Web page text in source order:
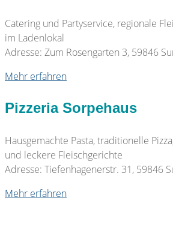
Catering und Partyservice, regionale
im Ladenlokal
Adresse: Zum Rosengarten 3, 59846
Mehr erfahren
Pizzeria Sorpehaus
Hausgemachte Pasta, traditionelle
und leckere Fleischgerichte
Adresse: Tiefenhagenerstr. 31, 59846
Mehr erfahren